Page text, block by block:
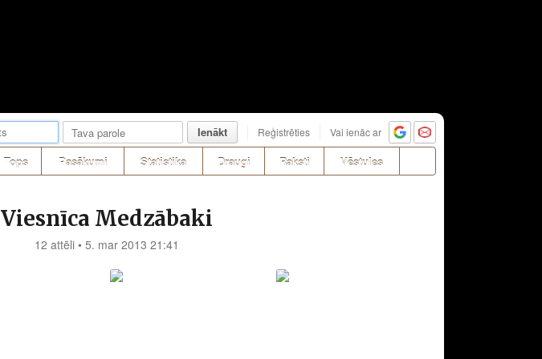
Ienākt Reģistrēties Vai ienāc ar
Tops Pasākumi Statistika Draugi Raksti Vēstules
Viesnīca Medzābaki
12 attēli • 5. mar 2013 21:41